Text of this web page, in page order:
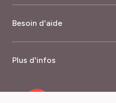
Palmarès du magazine Capital
Besoin d'aide
Quand commander ?
Plus d'infos
Nos garanties